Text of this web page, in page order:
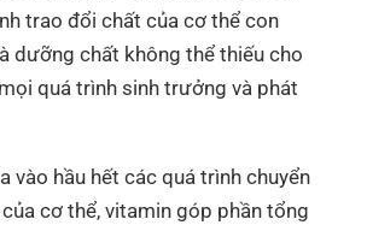
trao đổi chất của cơ thể con
dưỡng chất không thể thiếu cho
quá trình sinh trưởng và phát
vào hầu hết các quá trình chuyển
cơ thể, vitamin góp phần tổng